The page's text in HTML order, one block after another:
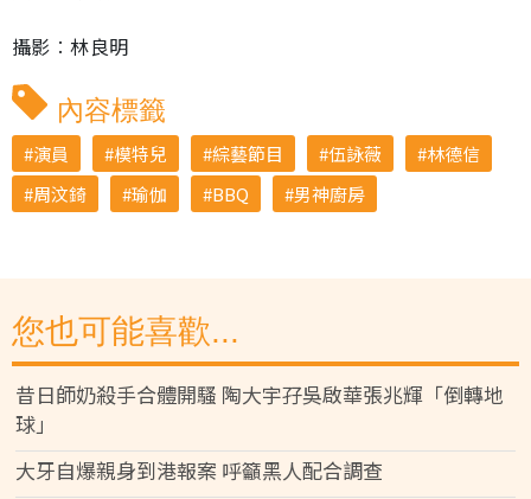
攝影︰林良明
內容標籤
演員 模特兒 綜藝節目 伍詠薇
林德信
周汶錡
瑜伽 BBQ 男神廚房
您也可能喜歡...
昔日師奶殺手合體開騷 陶大宇孖吳啟華張兆輝「倒轉地
球」
大牙自爆親身到港報案 呼籲黑人配合調查